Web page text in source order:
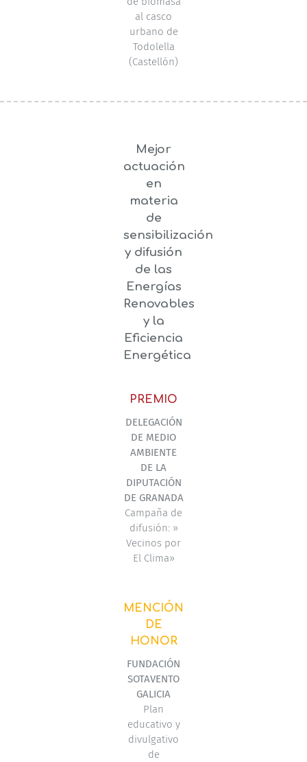
al casco
urbano de
Todolella
(Castellón)
Mejor
actuación
en
materia
de
sensibilización
y difusión
de las
Energías
Renovables
y la
Eficiencia
Energética
PREMIO
DELEGACIÓN
DE MEDIO
AMBIENTE
DE LA
DIPUTACIÓN
DE GRANADA
Campaña de
difusión: »
Vecinos por
El Clima»
MENCIÓN
DE
HONOR
FUNDACIÓN
SOTAVENTO
GALICIA
Plan
educativo y
divulgativo
de